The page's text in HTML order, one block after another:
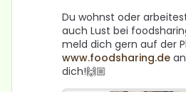
Du wohnst oder
auch Lust bei
meld dich gern auf der
www.foodsharing.de
dich!🙌🏼